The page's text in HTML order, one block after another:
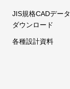
JIS規格CADデータ
ダウンロード
各種設計資料